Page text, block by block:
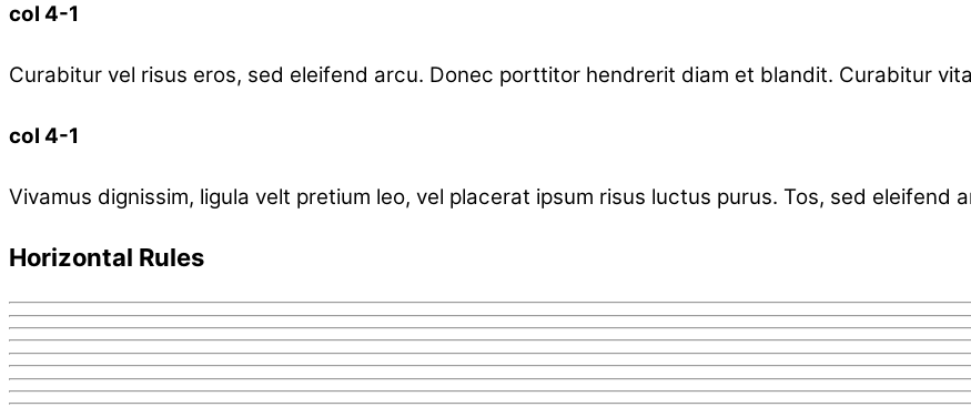
col 4-1
Curabitur vel risus eros, sed eleifend arcu. Donec porttitor hendrerit diam et blandit. Curabitur
col 4-1
Vivamus dignissim, ligula velt pretium leo, vel placerat ipsum risus luctus purus. Tos, sed eleifend
Horizontal Rules